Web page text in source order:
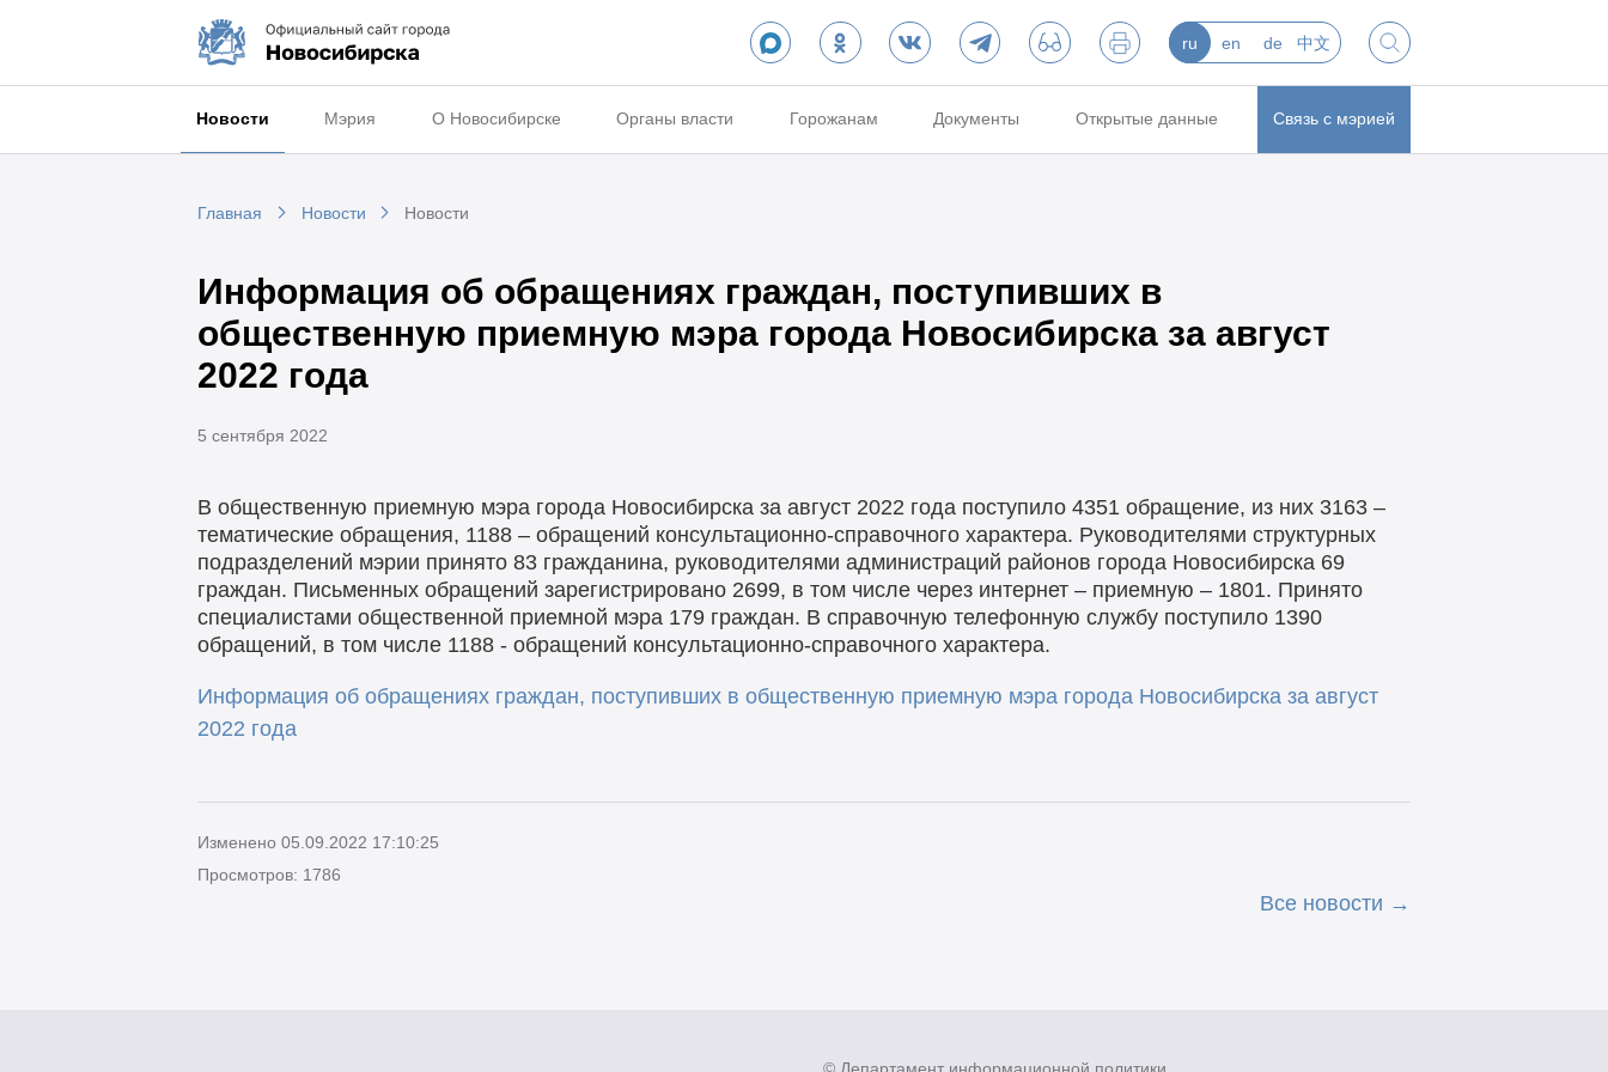
ru en de 中文
Новости Мэрия О Новосибирске Органы власти Горожанам Документы Открытые данные Связь с мэрией
Главная Новости Новости
Информация об обращениях граждан, поступивших в
общественную приемную мэра города Новосибирска за август
2022 года
5 сентября 2022
В общественную приемную мэра города Новосибирска за август 2022 года поступило 4351 обращение, из них 3163 –
тематические обращения, 1188 – обращений консультационно-справочного характера. Руководителями структурных
подразделений мэрии принято 83 гражданина, руководителями администраций районов города Новосибирска 69
граждан. Письменных обращений зарегистрировано 2699, в том числе через интернет – приемную – 1801. Принято
специалистами общественной приемной мэра 179 граждан. В справочную телефонную службу поступило 1390
обращений, в том числе 1188 - обращений консультационно-справочного характера.
Информация об обращениях граждан, поступивших в общественную приемную мэра города Новосибирска за август
2022 года
Изменено 05.09.2022 17:10:25
Просмотров: 1786
Все новости
© Департамент информационной политики